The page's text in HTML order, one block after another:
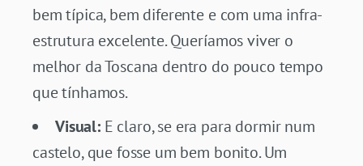
bem típica, bem diferente e com uma infra-
estrutura excelente. Queríamos viver o
melhor da Toscana dentro do pouco tempo
que tínhamos.
Visual:E claro, se era para dormir num
castelo, que fosse um bem bonito. Um